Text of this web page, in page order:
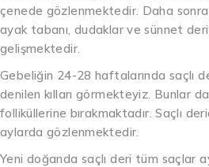
çenede gözlenmektedir. Daha
ayak tabanı, dudaklar ve sünnet
gelişmektedir.
Gebeliğin 24-28 haftalarında saçlı
denilen kılları görmekteyiz. Bunlar
folliküllerine bırakmaktadır. Saçlı
aylarda gözlenmektedir.
Yeni doğanda saçlı deri tüm saçlar